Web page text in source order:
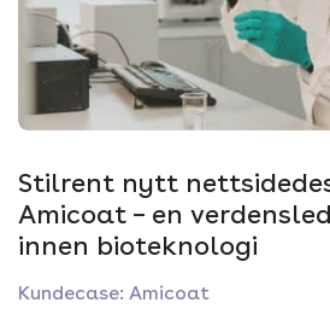
Stilrent nytt
Amicoat – en
innen bioteknologi
Kundecase: Amicoat